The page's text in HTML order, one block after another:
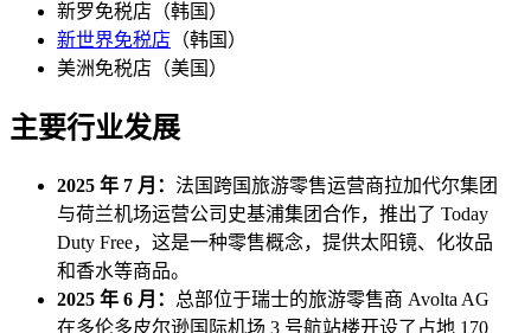
新罗免税店（韩国）
新世界免税店 （韩国）
美洲免税店（美国）
主要行业发展
2025 年 7 月： 法国跨国旅游零售运营商拉加代尔集团
与荷兰机场运营公司史基浦集团合作，推出了 Today
Duty Free，这是一种零售概念，提供太阳镜、化妆品
和香水等商品。
2025 年 6 月： 总部位于瑞士的旅游零售商 Avolta AG
在多伦多皮尔逊国际机场 3 号航站楼开设了占地 170